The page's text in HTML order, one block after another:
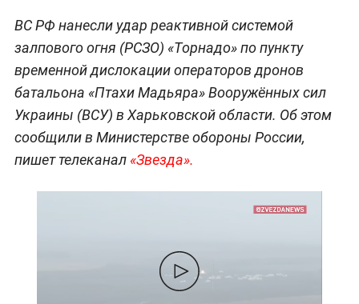
ВС РФ нанесли удар реактивной системой
залпового огня (РСЗО) «Торнадо» по пункту
временной дислокации операторов дронов
батальона «Птахи Мадьяра» Вооружённых сил
Украины (ВСУ) в Харьковской области. Об этом
сообщили в Министерстве обороны России,
пишет телеканал«Звезда».